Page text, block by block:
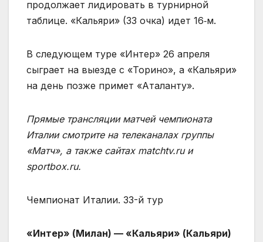
продолжает лидировать в турнирной
таблице. «Кальяри» (33 очка) идет 16‑м.
В следующем туре «Интер» 26 апреля
сыграет на выезде с «Торино», а «Кальяри»
на день позже примет «Аталанту».
Прямые трансляции матчей чемпионата
Италии смотрите на телеканалах группы
«Матч», а также сайтах matchtv.ru и
sportbox.ru.
Чемпионат Италии. 33-й тур
«Интер» (Милан) — «Кальяри» (Кальяри)